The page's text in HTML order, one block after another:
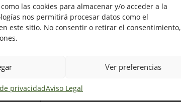
las cookies para almacenar y/o acceder a la
nos permitirá procesar datos como el
este sitio. No consentir o retirar el consentimiento,
Ver preferencias
privacidadAviso Legal
octubre 2020
septiembre 2020
agosto 2020
marzo 2020